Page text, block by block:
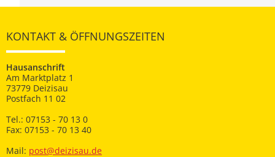
KONTAKT & ÖFFNUNGSZEITEN
Hausanschrift
Am Marktplatz 1
73779 Deizisau
Postfach 11 02
Tel.: 07153 - 70 13 0
Fax: 07153 - 70 13 40
Mail: post@deizisau.de